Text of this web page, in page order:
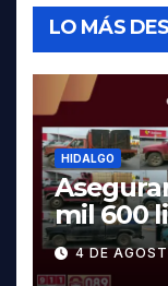
LO MÁS
HIDALGO
mil 600
y dos
Tula
4 DE